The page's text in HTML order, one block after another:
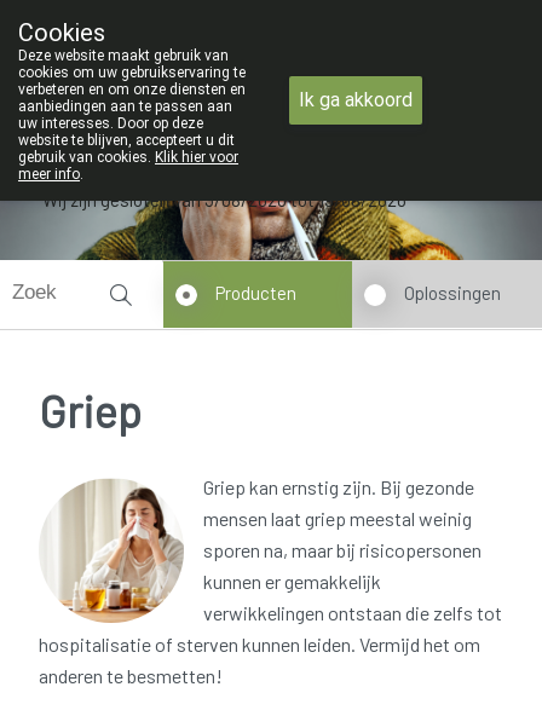
09 228 32 36
Wij zijn gesloten van 3/08/2026 tot 19/08/2026
Producten Oplossingen
Griep
Griep kan ernstig zijn. Bij gezonde
mensen laat griep meestal weinig
sporen na, maar bij risicopersonen
kunnen er gemakkelijk
verwikkelingen ontstaan die zelfs tot
hospitalisatie of sterven kunnen leiden. Vermijd het om
anderen te besmetten!
Cookies
Deze website maakt gebruik van
cookies om uw gebruikservaring te
verbeteren en om onze diensten en
aanbiedingen aan te passen aan
uw interesses. Door op deze
website te blijven, accepteert u dit
gebruik van cookies. Klik hier voor
meer info.
Ik ga akkoord